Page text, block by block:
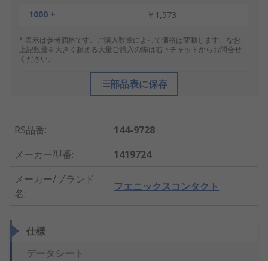
1000 +
￥1,573
* 表示は参考価格です。ご購入数量によって価格は変動します。なお、
上記数量を大きく超える大量ご購入の際は右下チャットからお問合せ
ください。
部品表に保存
RS品番:
144-9728
メーカー型番:
1419724
メーカー/ブランド
名:
フエニックスコンタクト
仕様
データシート